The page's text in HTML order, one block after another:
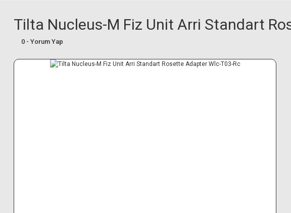
Tilta Nucleus-M Fiz Unit Arri Standart
0 - Yorum Yap